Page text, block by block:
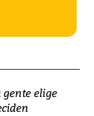
gente elige